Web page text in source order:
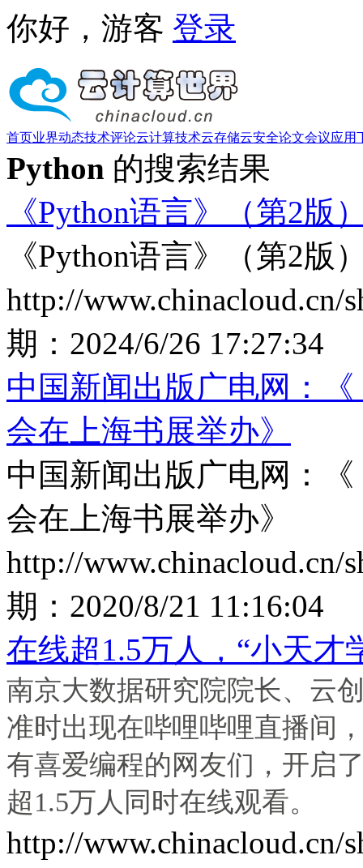
你好，游客 登录
首页业界动态技术评论云计算技术云存储云安全论文会议应用
Python 的搜索结果
《Python语言》（第2版
《Python语言》（第2版
http://www.chinacloud.cn/
期： 2024/6/26 17:27:34
中国新闻出版广电网：
会在上海书展举办》
中国新闻出版广电网：
会在上海书展举办》
http://www.chinacloud.cn/
期： 2020/8/21 11:16:04
在线超1.5万人，“小天才
南京大数据研究院院长、云
准时出现在哔哩哔哩直播间
有喜爱编程的网友们，开启
超1.5万人同时在线观看。
http://www.chinacloud.cn/